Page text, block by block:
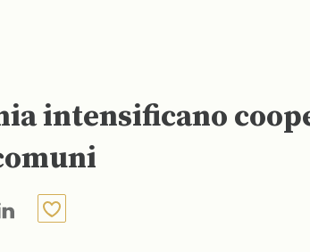
intensificano